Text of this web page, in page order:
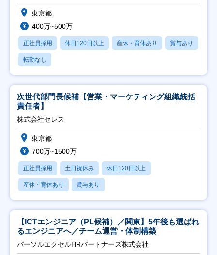
東京都
400万~500万
正社員採用 休日120日以上 産休・育休あり 賞与あり
転勤なし
次世代部門長候補【営業・マーケティング組織統括
責任者】
株式会社セレス
東京都
700万~1500万
正社員採用 土日祝休み 休日120日以上
産休・育休あり 賞与あり
【ICTエンジニア（PL候補）／関東】5年後も選ばれ
るエンジニアへ／チーム運営・体制構築
パーソルエクセルHRパートナーズ株式会社